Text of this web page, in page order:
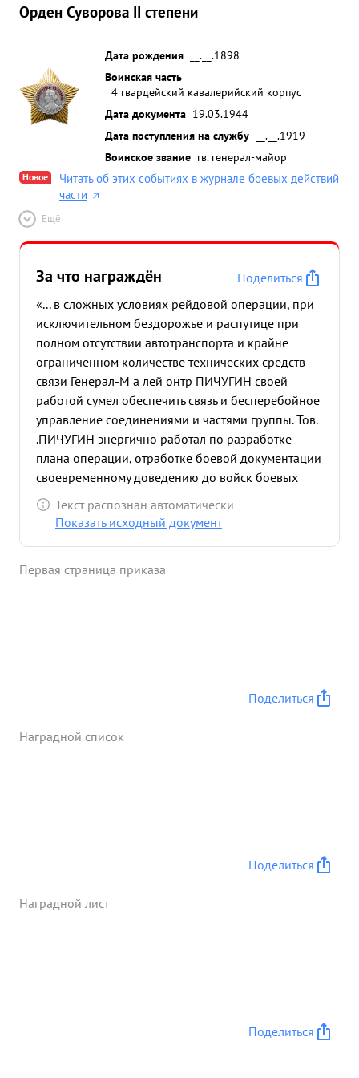
Орден Суворова II степени
Дата рождения
__.__.1898
Воинская часть
4 гвардейский кавалерийский корпус
Дата документа 19.03.1944
Дата поступления на службу
__.__.1919
Воинское звание гв. генерал-майор
Новое
Читать об этих событиях в журнале боевых действий
части
Ещё
За что награждён
Поделиться
«... в сложных условиях рейдовой операции, при
исключительном бездорожье и распутице при
полном отсутствии автотранспорта и крайне
ограниченном количестве технических средств
связи Генерал-М а лей онтр ПИЧУГИН своей
работой сумел обеспечить связь и бесперебойное
управление соединениями и частями группы. Тов.
.ПИЧУГИН энергично работал по разработке
плана операции, отработке боевой документации
своевременному доведению до войск боевых
приказов увязке и координации действий
соединений подвижной группы. .на всем
управления корпуса обспечил связь с
нанесен большой урон противнику в живой силе
тов. ПИЧУГИН весь период боевых действий
Текст распознан автоматически
Показать исходный документ
Первая страница приказа
Поделиться
Наградной список
Поделиться
Наградной лист
Поделиться